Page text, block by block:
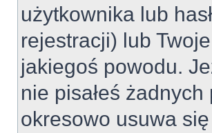
użytkownika lub
rejestracji) lub
jakiegoś powodu.
nie pisałeś
okresowo usuwa